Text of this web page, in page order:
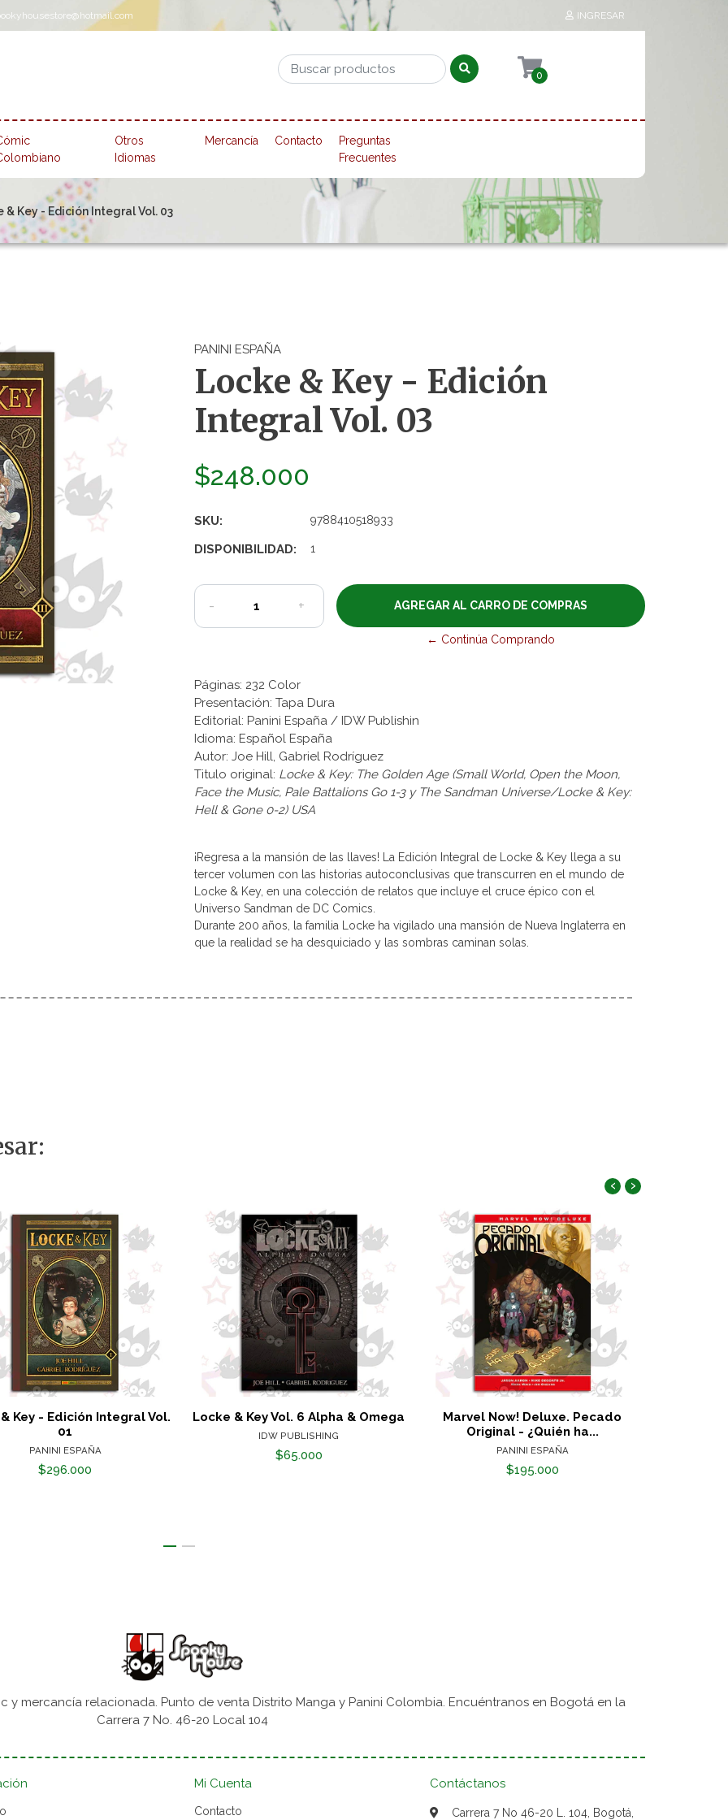
INGRESAR
0
Otros
Idiomas
Mercancía Contacto
Preguntas
Frecuentes
& Key - Edición Integral Vol. 03
PANINI ESPAÑA
Locke & Key - Edición
Integral Vol. 03
$248.000
SKU: 9788410518933
DISPONIBILIDAD: 1
- +
← Continúa Comprando
Páginas: 232 Color
Presentación: Tapa Dura
Editorial: Panini España / IDW Publishin
Idioma: Español España
Autor: Joe Hill, Gabriel Rodríguez
Titulo original: Locke & Key: The Golden Age (Small World, Open the Moon,
Face the Music, Pale Battalions Go 1-3 y The Sandman Universe/Locke & Key:
Hell & Gone 0-2) USA
¡Regresa a la mansión de las llaves! La Edición Integral de Locke & Key llega a su
tercer volumen con las historias autoconclusivas que transcurren en el mundo de
Locke & Key, en una colección de relatos que incluye el cruce épico con el
Universo Sandman de DC Comics.
Durante 200 años, la familia Locke ha vigilado una mansión de Nueva Inglaterra en
que la realidad se ha desquiciado y las sombras caminan solas.
Key - Edición Integral Vol.
01
PANINI ESPAÑA
$296.000
Locke & Key Vol. 6 Alpha & Omega
IDW PUBLISHING
$65.000
Marvel Now! Deluxe. Pecado
Original - ¿Quién ha...
PANINI ESPAÑA
$195.000
‹ ›
y mercancía relacionada. Punto de venta Distrito Manga y Panini Colombia. Encuéntranos en Bogotá en la
Carrera 7 No. 46-20 Local 104
Mi Cuenta
Contacto
Contáctanos
Carrera 7 No 46-20 L. 104, Bogotá,